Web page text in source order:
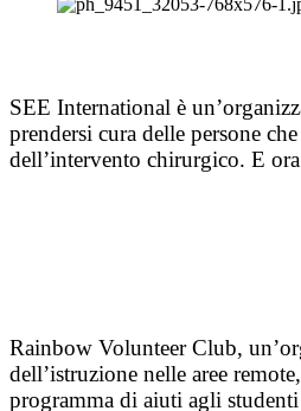
SEE International è
prendersi cura delle persone
dell’intervento chirurgico. E
Rainbow Volunteer Club,
dell’istruzione nelle aree
programma di aiuti agli